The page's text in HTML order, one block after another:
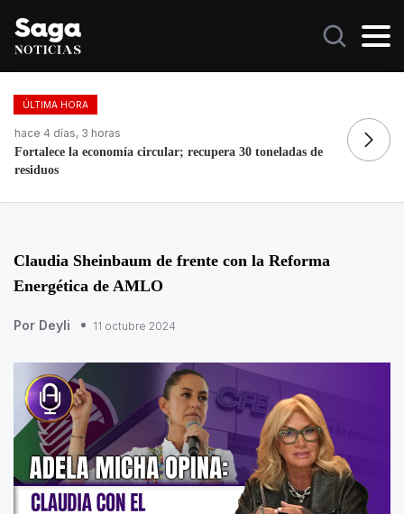
ÚLTIMA HORA
hace 4 días, 3 horas
Fortalece la economía circular; recupera 30 toneladas de
residuos
Claudia Sheinbaum de frente con la Reforma
Energética de AMLO
Por Deyli 11 octubre 2024